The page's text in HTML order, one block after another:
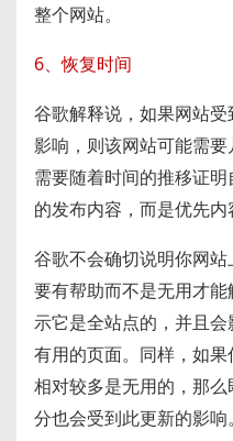
整个网站。
6、恢复时间
谷歌解释说，如果网站受
影响，则该网站可能需
需要随着时间的推移证
的发布内容，而是优先内
谷歌不会确切说明你网
要有帮助而不是无用才
示它是全站点的，并且
有用的页面。同样，如
相对较多是无用的，那
分也会受到此更新的影响。